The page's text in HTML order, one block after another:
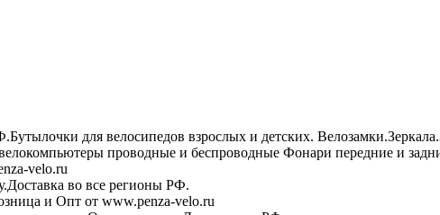
для велосипедов взрослых и детских.
проводные и беспроводные Фонари передние и
velo.ru
во все регионы РФ.
и Опт от www.penza-velo.ru